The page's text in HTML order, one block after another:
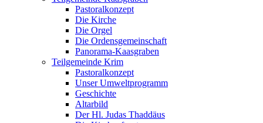
Pastoralkonzept
Die Kirche
Die Orgel
Die Ordensgemeinschaft
Panorama-Kaasgraben
Teilgemeinde Krim
Pastoralkonzept
Unser Umweltprogramm
Geschichte
Altarbild
Der Hl. Judas Thaddäus